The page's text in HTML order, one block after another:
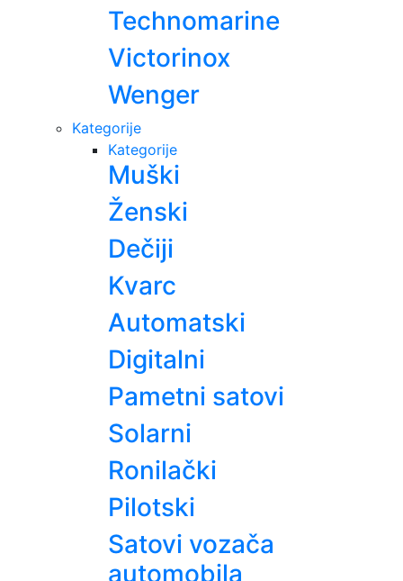
Technomarine
Victorinox
Wenger
Kategorije
Kategorije
Muški
Ženski
Dečiji
Kvarc
Automatski
Digitalni
Pametni satovi
Solarni
Ronilački
Pilotski
Satovi vozača
automobila